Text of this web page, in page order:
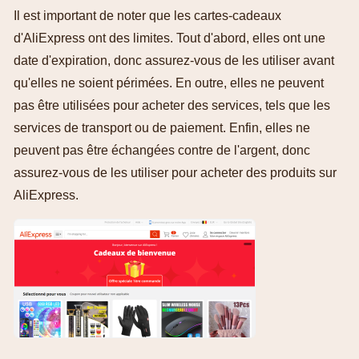
Il est important de noter que les cartes-cadeaux
d'AliExpress ont des limites. Tout d'abord, elles ont une
date d'expiration, donc assurez-vous de les utiliser avant
qu'elles ne soient périmées. En outre, elles ne peuvent
pas être utilisées pour acheter des services, tels que les
services de transport ou de paiement. Enfin, elles ne
peuvent pas être échangées contre de l'argent, donc
assurez-vous de les utiliser pour acheter des produits sur
AliExpress.